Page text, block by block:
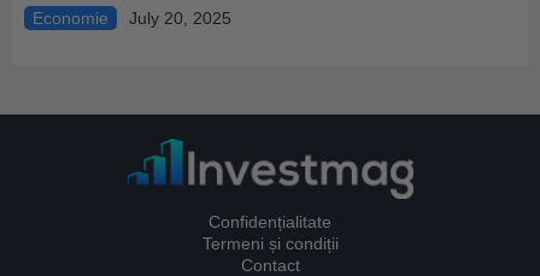
Economie
July 20, 2025
Confidențialitate
Termeni și condiții
Contact